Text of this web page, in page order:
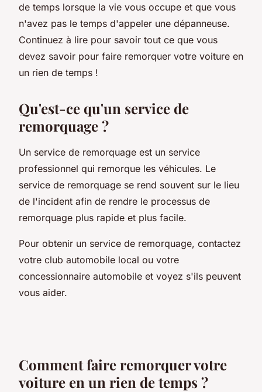
de temps lorsque la vie vous occupe et que vous
n'avez pas le temps d'appeler une dépanneuse.
Continuez à lire pour savoir tout ce que vous
devez savoir pour faire remorquer votre voiture en
un rien de temps !
Qu'est-ce qu'un service de
remorquage ?
Un service de remorquage est un service
professionnel qui remorque les véhicules. Le
service de remorquage se rend souvent sur le lieu
de l'incident afin de rendre le processus de
remorquage plus rapide et plus facile.
Pour obtenir un service de remorquage, contactez
votre club automobile local ou votre
concessionnaire automobile et voyez s'ils peuvent
vous aider.
Comment faire remorquer votre
voiture en un rien de temps ?